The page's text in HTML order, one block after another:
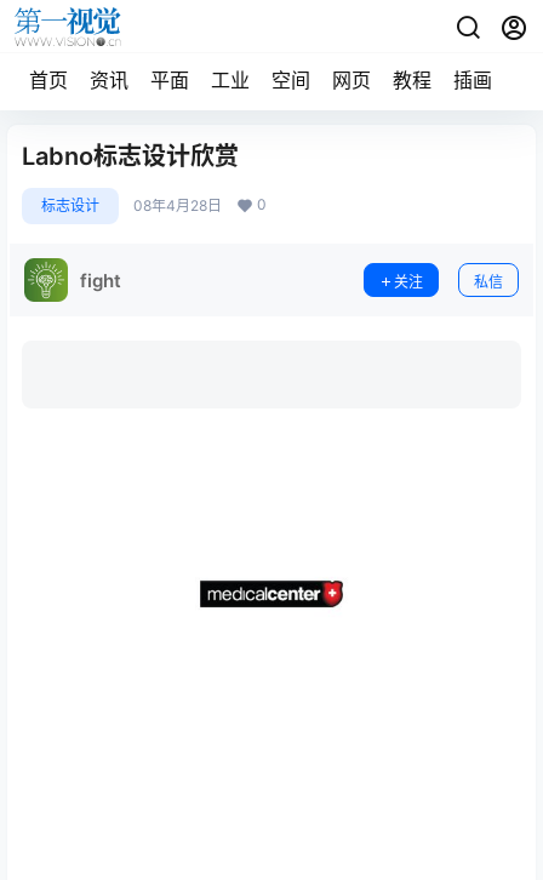
首页 资讯 平面 工业 空间 网页 教程 插画
Labno标志设计欣赏
标志设计 08年4月28日 0
fight 关注 私信